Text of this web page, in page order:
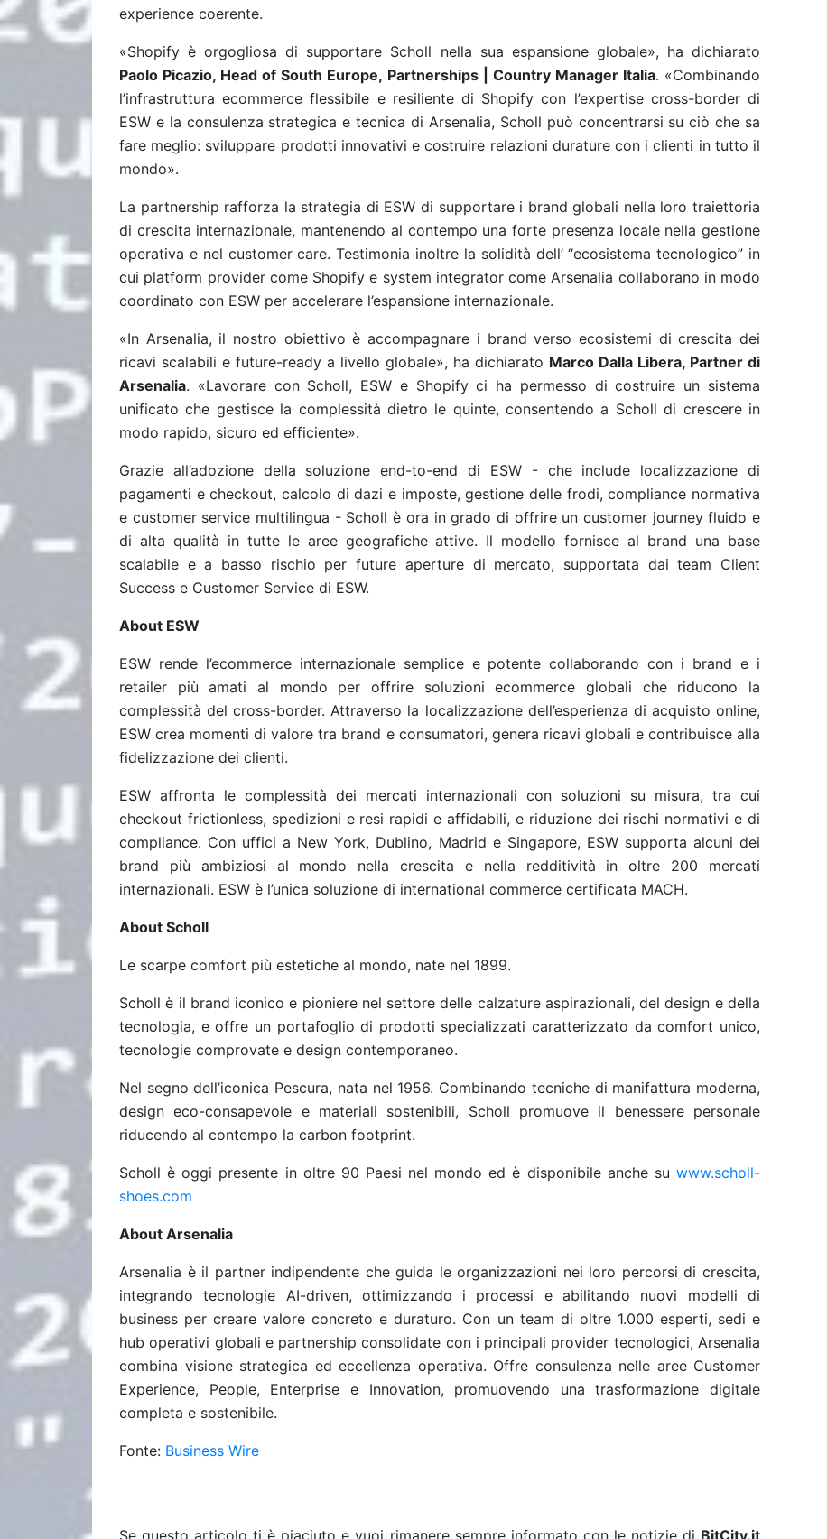
experience coerente.
«Shopify è orgogliosa di supportare Scholl nella sua espansione globale», ha dichiarato
Paolo Picazio, Head of South Europe, Partnerships | Country Manager Italia. «Combinando
l’infrastruttura ecommerce flessibile e resiliente di Shopify con l’expertise cross-border di
ESW e la consulenza strategica e tecnica di Arsenalia, Scholl può concentrarsi su ciò che sa
fare meglio: sviluppare prodotti innovativi e costruire relazioni durature con i clienti in tutto il
mondo».
La partnership rafforza la strategia di ESW di supportare i brand globali nella loro traiettoria
di crescita internazionale, mantenendo al contempo una forte presenza locale nella gestione
operativa e nel customer care. Testimonia inoltre la solidità dell’ “ecosistema tecnologico” in
cui platform provider come Shopify e system integrator come Arsenalia collaborano in modo
coordinato con ESW per accelerare l’espansione internazionale.
«In Arsenalia, il nostro obiettivo è accompagnare i brand verso ecosistemi di crescita dei
ricavi scalabili e future-ready a livello globale», ha dichiarato Marco Dalla Libera, Partner di
Arsenalia. «Lavorare con Scholl, ESW e Shopify ci ha permesso di costruire un sistema
unificato che gestisce la complessità dietro le quinte, consentendo a Scholl di crescere in
modo rapido, sicuro ed efficiente».
Grazie all’adozione della soluzione end-to-end di ESW - che include localizzazione di
pagamenti e checkout, calcolo di dazi e imposte, gestione delle frodi, compliance normativa
e customer service multilingua - Scholl è ora in grado di offrire un customer journey fluido e
di alta qualità in tutte le aree geografiche attive. Il modello fornisce al brand una base
scalabile e a basso rischio per future aperture di mercato, supportata dai team Client
Success e Customer Service di ESW.
About ESW
ESW rende l’ecommerce internazionale semplice e potente collaborando con i brand e i
retailer più amati al mondo per offrire soluzioni ecommerce globali che riducono la
complessità del cross-border. Attraverso la localizzazione dell’esperienza di acquisto online,
ESW crea momenti di valore tra brand e consumatori, genera ricavi globali e contribuisce alla
fidelizzazione dei clienti.
ESW affronta le complessità dei mercati internazionali con soluzioni su misura, tra cui
checkout frictionless, spedizioni e resi rapidi e affidabili, e riduzione dei rischi normativi e di
compliance. Con uffici a New York, Dublino, Madrid e Singapore, ESW supporta alcuni dei
brand più ambiziosi al mondo nella crescita e nella redditività in oltre 200 mercati
internazionali. ESW è l’unica soluzione di international commerce certificata MACH.
About Scholl
Le scarpe comfort più estetiche al mondo, nate nel 1899.
Scholl è il brand iconico e pioniere nel settore delle calzature aspirazionali, del design e della
tecnologia, e offre un portafoglio di prodotti specializzati caratterizzato da comfort unico,
tecnologie comprovate e design contemporaneo.
Nel segno dell’iconica Pescura, nata nel 1956. Combinando tecniche di manifattura moderna,
design eco-consapevole e materiali sostenibili, Scholl promuove il benessere personale
riducendo al contempo la carbon footprint.
Scholl è oggi presente in oltre 90 Paesi nel mondo ed è disponibile anche su www.scholl-
shoes.com
About Arsenalia
Arsenalia è il partner indipendente che guida le organizzazioni nei loro percorsi di crescita,
integrando tecnologie AI-driven, ottimizzando i processi e abilitando nuovi modelli di
business per creare valore concreto e duraturo. Con un team di oltre 1.000 esperti, sedi e
hub operativi globali e partnership consolidate con i principali provider tecnologici, Arsenalia
combina visione strategica ed eccellenza operativa. Offre consulenza nelle aree Customer
Experience, People, Enterprise e Innovation, promuovendo una trasformazione digitale
completa e sostenibile.
Fonte: Business Wire
Se questo articolo ti è piaciuto e vuoi rimanere sempre informato con le notizie di BitCity.it